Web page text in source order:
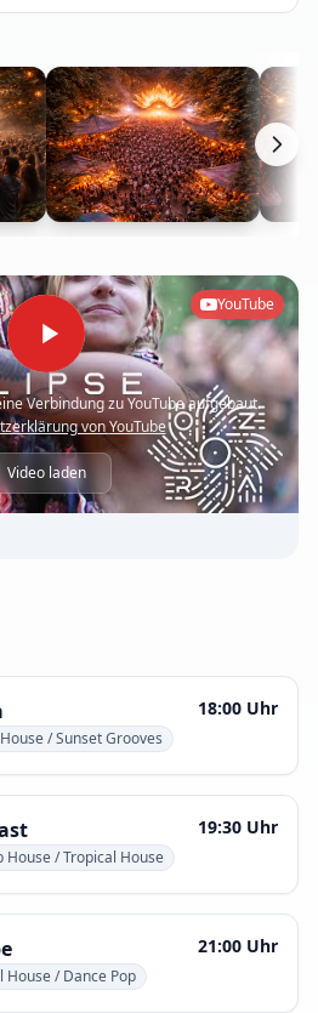
Verbindung zuYouTubeaufgebaut.
vonYouTube
Video laden
YouTube
/ Sunset Grooves
18:00 Uhr
House / Tropical House
19:30 Uhr
House / Dance Pop
21:00 Uhr